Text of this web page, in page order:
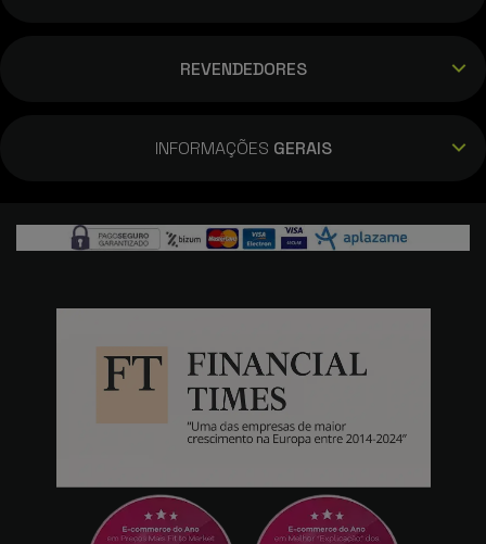
REVENDEDORES
INFORMAÇÕES GERAIS